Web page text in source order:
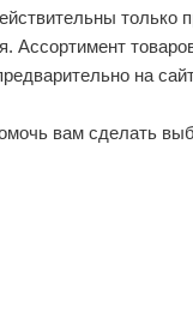
только
Ассортимент
на
вам сделать